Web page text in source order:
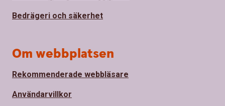
Bedrägeri och säkerhet
Om webbplatsen
Rekommenderade webbläsare
Användarvillkor